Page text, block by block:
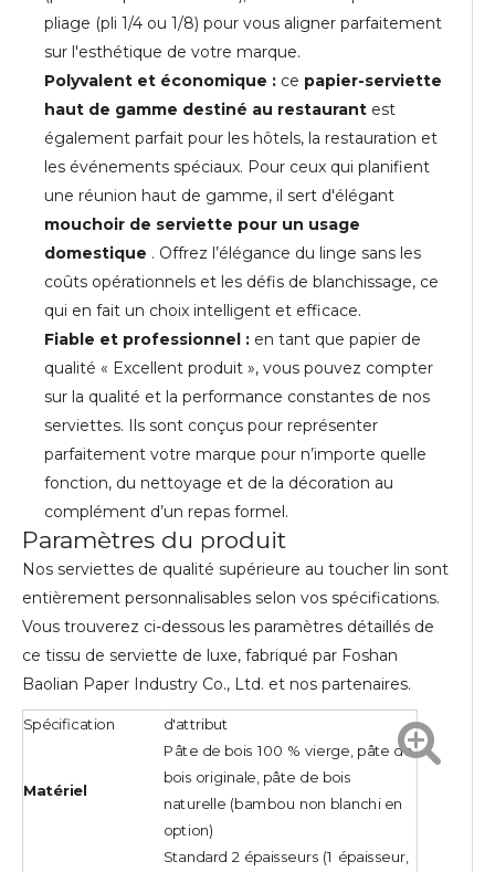
pliage (pli 1/4 ou 1/8) pour vous aligner parfaitement
sur l'esthétique de votre marque.
Polyvalent et économique : ce papier-serviette
haut de gamme destiné au restaurant est
également parfait pour les hôtels, la restauration et
les événements spéciaux. Pour ceux qui planifient
une réunion haut de gamme, il sert d'élégant
mouchoir de serviette pour un usage
domestique . Offrez l’élégance du linge sans les
coûts opérationnels et les défis de blanchissage, ce
qui en fait un choix intelligent et efficace.
Fiable et professionnel : en tant que papier de
qualité « Excellent produit », vous pouvez compter
sur la qualité et la performance constantes de nos
serviettes. Ils sont conçus pour représenter
parfaitement votre marque pour n’importe quelle
fonction, du nettoyage et de la décoration au
complément d’un repas formel.
Paramètres du produit
Nos serviettes de qualité supérieure au toucher lin sont
entièrement personnalisables selon vos spécifications.
Vous trouverez ci-dessous les paramètres détaillés de
ce tissu de serviette de luxe, fabriqué par Foshan
Baolian Paper Industry Co., Ltd. et nos partenaires.
Spécification d'attribut
Matériel
Pâte de bois 100 % vierge, pâte de
bois originale, pâte de bois
naturelle (bambou non blanchi en
option)
Standard 2 épaisseurs (1 épaisseur,